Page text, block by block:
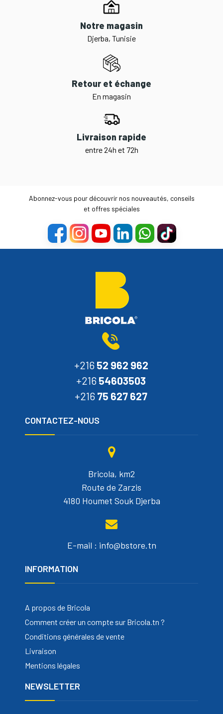
Notre magasin
Djerba, Tunisie
Retour et échange
En magasin
Livraison rapide
entre 24h et 72h
Abonnez-vous pour découvrir nos nouveautés, conseils
et offres spéciales
+216 52 962 962
+216 54603503
+216 75 627 627
CONTACTEZ-NOUS
Bricola, km2
Route de Zarzis
4180 Houmet Souk Djerba
E-mail : info@bstore.tn
INFORMATION
A propos de Bricola
Comment créer un compte sur Bricola.tn ?
Conditions générales de vente
Livraison
Mentions légales
NEWSLETTER